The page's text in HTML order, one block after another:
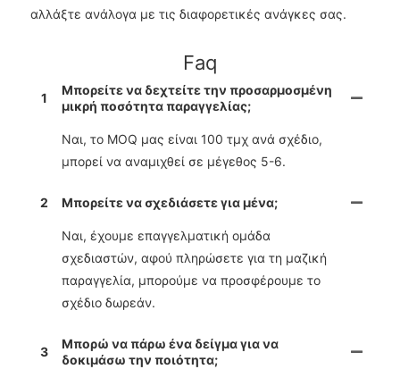
αλλάξτε ανάλογα με τις διαφορετικές ανάγκες σας.
Faq
1
Μπορείτε να δεχτείτε την προσαρμοσμένη
μικρή ποσότητα παραγγελίας;
Ναι, το MOQ μας είναι 100 τμχ ανά σχέδιο,
μπορεί να αναμιχθεί σε μέγεθος 5-6.
2 Μπορείτε να σχεδιάσετε για μένα;
Ναι, έχουμε επαγγελματική ομάδα
σχεδιαστών, αφού πληρώσετε για τη μαζική
παραγγελία, μπορούμε να προσφέρουμε το
σχέδιο δωρεάν.
3
Μπορώ να πάρω ένα δείγμα για να
δοκιμάσω την ποιότητα;